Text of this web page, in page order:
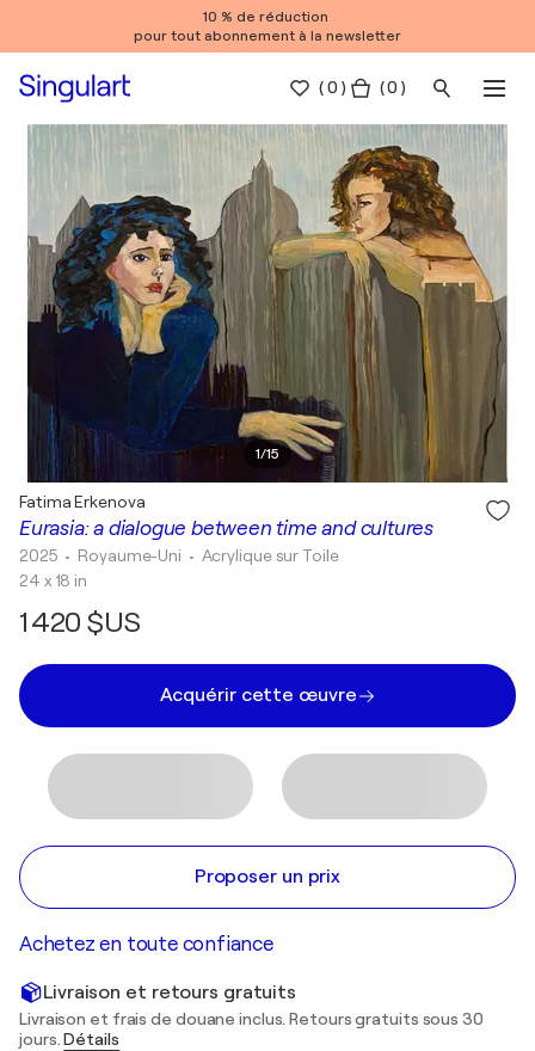
10 % de réduction
pour tout abonnement à la newsletter
(0 ) ( 0 )
1/15
Eurasia: a dialogue between time and cultures
Fatima Erkenova
2025 • Royaume-Uni • Acrylique sur Toile
24 x 18 in
1 420 $US
Acquérir cette œuvre
Proposer un prix
Achetez en toute confiance
Livraison et retours gratuits
Livraison et frais de douane inclus. Retours gratuits sous 30
jours.Détails